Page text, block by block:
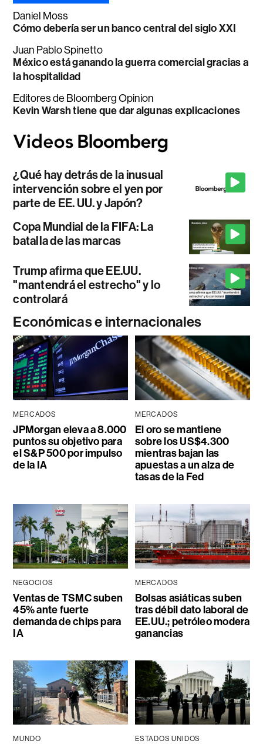
Daniel Moss
Cómo debería ser un banco central del siglo XXI
Juan Pablo Spinetto
México está ganando la guerra comercial gracias a
la hospitalidad
Editores de Bloomberg Opinion
Kevin Warsh tiene que dar algunas explicaciones
¿Qué hay detrás de la inusual
intervención sobre el yen por
parte de EE. UU. y Japón?
Copa Mundial de la FIFA: La
batalla de las marcas
Trump afirma que EE.UU.
"mantendrá el estrecho" y lo
controlará
Económicas e internacionales
MERCADOS
JPMorgan eleva a 8.000
puntos su objetivo para
el S&P 500 por impulso
de la IA
MERCADOS
El oro se mantiene
sobre los US$4.300
mientras bajan las
apuestas a un alza de
tasas de la Fed
NEGOCIOS
Ventas de TSMC suben
45% ante fuerte
demanda de chips para
IA
MERCADOS
Bolsas asiáticas suben
tras débil dato laboral de
EE.UU.; petróleo modera
ganancias
MUNDO ESTADOS UNIDOS